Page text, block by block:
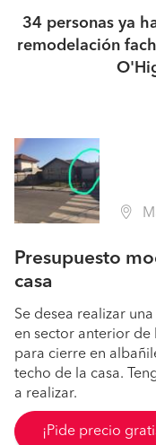
34 personas ya
remodelación
Presupuesto
casa
Se desea realizar
en sector anterior de
para cierre en
techo de la casa.
a realizar.
¡Pide precio